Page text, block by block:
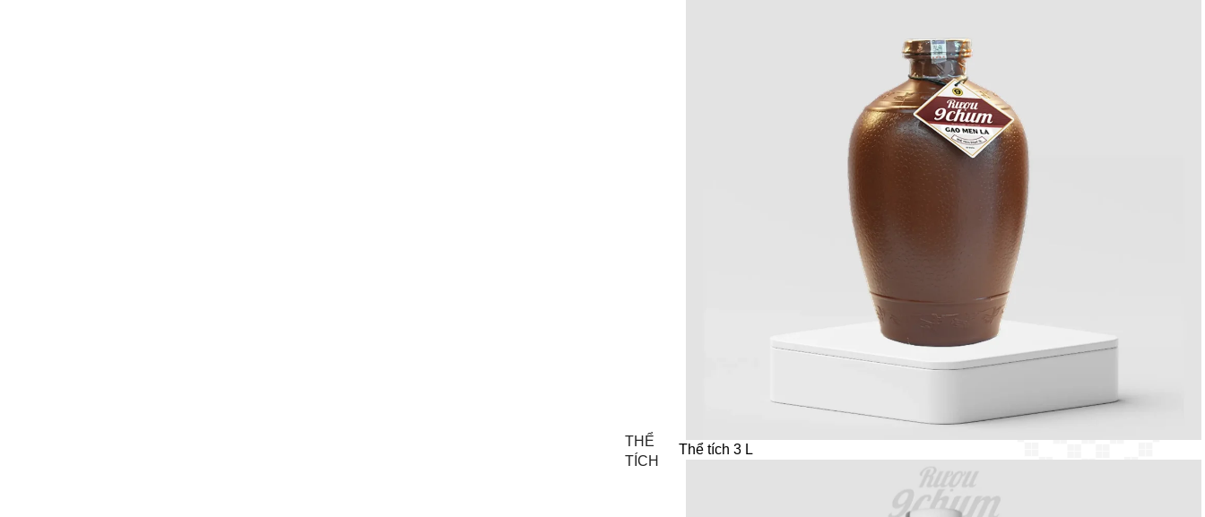
THỂ
TÍCH
Thể tích 3 L